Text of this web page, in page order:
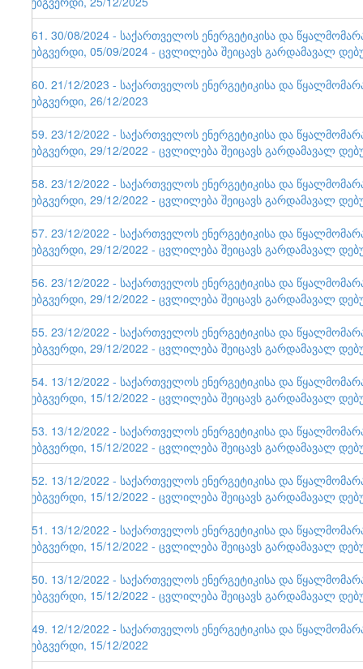
161. 30/08/2024 - საქართველოს ენერგეტიკისა და
ვებგვერდი, 05/09/2024 - ცვლილება შეიცავს გარდამავალ
160. 21/12/2023 - საქართველოს ენერგეტიკისა და
ვებგვერდი, 26/12/2023
159. 23/12/2022 - საქართველოს ენერგეტიკისა და
ვებგვერდი, 29/12/2022 - ცვლილება შეიცავს გარდამავალ
158. 23/12/2022 - საქართველოს ენერგეტიკისა და
ვებგვერდი, 29/12/2022 - ცვლილება შეიცავს გარდამავალ
157. 23/12/2022 - საქართველოს ენერგეტიკისა და
ვებგვერდი, 29/12/2022 - ცვლილება შეიცავს გარდამავალ
156. 23/12/2022 - საქართველოს ენერგეტიკისა და
ვებგვერდი, 29/12/2022 - ცვლილება შეიცავს გარდამავალ
155. 23/12/2022 - საქართველოს ენერგეტიკისა და
ვებგვერდი, 29/12/2022 - ცვლილება შეიცავს გარდამავალ
154. 13/12/2022 - საქართველოს ენერგეტიკისა და
ვებგვერდი, 15/12/2022 - ცვლილება შეიცავს გარდამავალ
153. 13/12/2022 - საქართველოს ენერგეტიკისა და
ვებგვერდი, 15/12/2022 - ცვლილება შეიცავს გარდამავალ
152. 13/12/2022 - საქართველოს ენერგეტიკისა და
ვებგვერდი, 15/12/2022 - ცვლილება შეიცავს გარდამავალ
151. 13/12/2022 - საქართველოს ენერგეტიკისა და
ვებგვერდი, 15/12/2022 - ცვლილება შეიცავს გარდამავალ
150. 13/12/2022 - საქართველოს ენერგეტიკისა და
ვებგვერდი, 15/12/2022 - ცვლილება შეიცავს გარდამავალ
149. 12/12/2022 - საქართველოს ენერგეტიკისა და
ვებგვერდი, 15/12/2022